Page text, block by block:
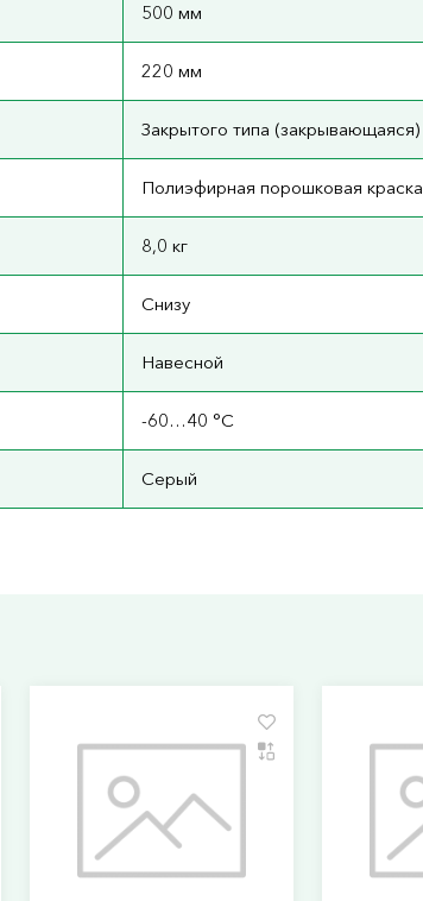
500 мм
220 мм
Закрытого типа (закрывающаяся)
Полиэфирная порошковая краска
8,0 кг
Снизу
Навесной
-60…40 °C
Серый